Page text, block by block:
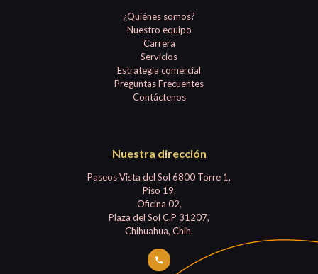
¿Quiénes somos?
Nuestro equipo
Carrera
Servicios
Estrategia comercial
Preguntas Frecuentes
Contáctenos
Nuestra dirección
Paseos Vista del Sol 6800 Torre 1,
Piso 19,
Oficina 02,
Plaza del Sol C.P 31207,
Chihuahua, Chih.